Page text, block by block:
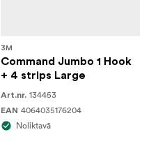
3M
Command Jumbo 1 Hook
+ 4 strips Large
Art.nr. 134453
EAN 4064035176204
Noliktavā